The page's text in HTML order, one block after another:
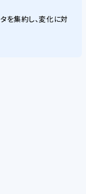
を集約し、変化に対